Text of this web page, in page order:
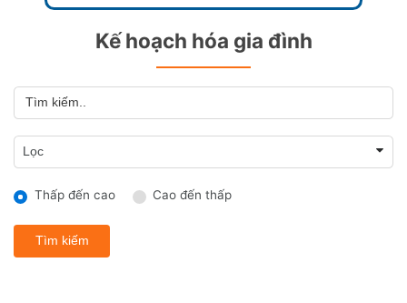
Kế hoạch hóa gia đình
Thấp đến cao Cao đến thấp
Tìm kiếm